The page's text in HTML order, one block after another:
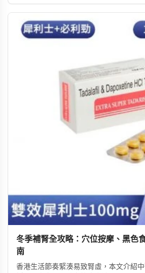
冬季補腎全攻略：穴位按摩、黑色
南
香港生活節奏緊湊易致腎虛，本文介紹